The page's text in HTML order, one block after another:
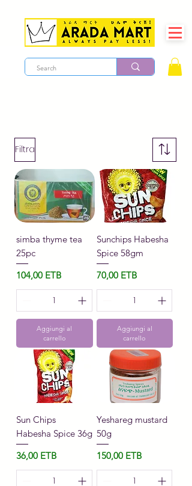
Filtra
simba thyme tea
25pc
Prezzo
104,00 ETB
Aggiungi al
carrello
Sunchips Habesha
Spice 58gm
Prezzo
70,00 ETB
Aggiungi al
carrello
Sun Chips
Habesha Spice 36g
Prezzo
36,00 ETB
Yeshareg mustard
50g
Prezzo
150,00 ETB